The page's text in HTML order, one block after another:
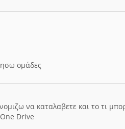
ομάδες
να καταλαβετε και το τι
Drive